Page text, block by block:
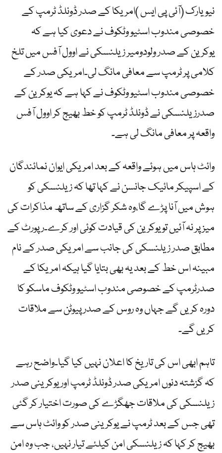
نیویارک (آئی پی ایس )امریکا کے صدر ڈونلڈ ٹرمپ کے
خصوصی مندوب اسٹیو وٹکوف نے دعوی کیا ہے کہ
یوکرین کے صدر ولودومیر زیلنسکی نے اوول آفس میں تلخ
کلامی پر ٹرمپ سے معافی مانگ لی۔امریکی صدر کے
خصوصی مندوب اسٹیو وٹکوف نے کہا ہے کہ یوکرین کے
صدرزیلنسکی نے ڈونلڈ ٹرمپ کو خط بھیج کر اوول آفس
واقعہ پر معافی مانگ لی ہے۔
وائٹ ہاس میں ہوئے واقعہ کے بعد امریکی ایوان نمائندگان
کے اسپیکر مائیک جانسن نے کہا تھا کہ زیلنسکی کو
ہوش میں آنا پڑے گا،وہ شکر گزاری کے ساتھ مذاکرات کی
میز پر نہ آئیں تو یوکرین کی قیادت کوئی اور کرے۔رپورٹ کے
مطابق صدر زیلنسکی کی جانب سے امریکی صدر کے نام
مبینہ اس خط کے بعد یہ بھی بتایا گیا ہیکہ امریکا کے
صدرٹرمپ کے خصوصی مندوب اسٹیو وٹکوف ماسکو کا
دورہ کریں گے جہاں وہ روس کے صدر پیوٹن سے ملاقات
کریں گے۔
تاہم ابھی اس کی تاریخ کا اعلان نہیں کیا گیا۔واضح رہے
کہ گزشتہ دنوں امریکی صدر ڈونلڈ ٹرمپ اور یوکرینی صدر
زیلنسکی کی ملاقات جھگڑے کی صورت اختیار کر گئی
تھی جس کے بعد ٹرمپ نے یوکرینی صدر کو وائٹ ہاس سے
بھیج کر کہا کہ زیلنسکی امن کیلئے تیار نہیں، جب وہ امن